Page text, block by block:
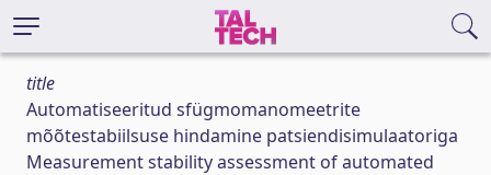
title
Automatiseeritud sfügmomanomeetrite
mõõtestabiilsuse hindamine patsiendisimulaatoriga
Measurement stability assessment of automated